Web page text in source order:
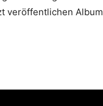
veröffentlichen Album